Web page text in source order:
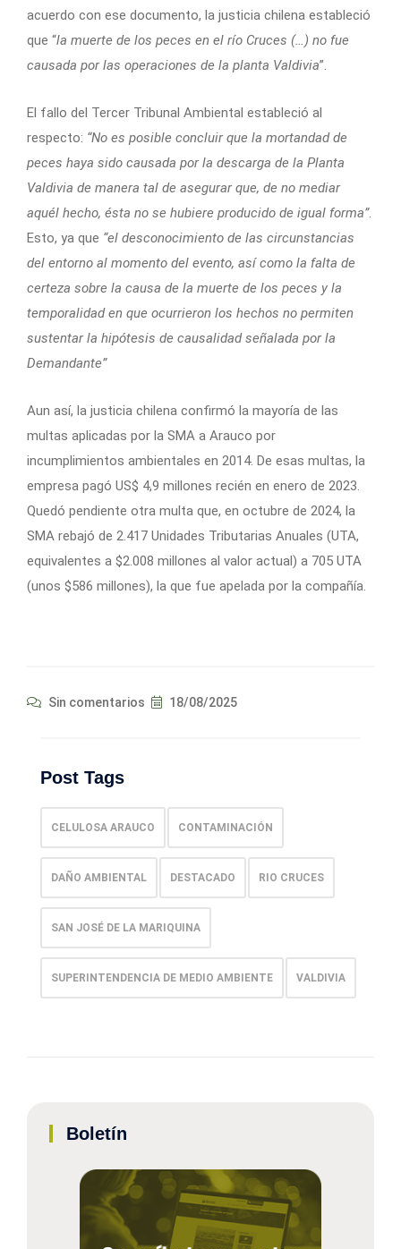
acuerdo con ese documento, la justicia chilena estableció
que “la muerte de los peces en el río Cruces (…) no fue
causada por las operaciones de la planta Valdivia”.
El fallo del Tercer Tribunal Ambiental estableció al
respecto: “No es posible concluir que la mortandad de
peces haya sido causada por la descarga de la Planta
Valdivia de manera tal de asegurar que, de no mediar
aquél hecho, ésta no se hubiere producido de igual forma”.
Esto, ya que “el desconocimiento de las circunstancias
del entorno al momento del evento, así como la falta de
certeza sobre la causa de la muerte de los peces y la
temporalidad en que ocurrieron los hechos no permiten
sustentar la hipótesis de causalidad señalada por la
Demandante”
Aun así, la justicia chilena confirmó la mayoría de las
multas aplicadas por la SMA a Arauco por
incumplimientos ambientales en 2014. De esas multas, la
empresa pagó US$ 4,9 millones recién en enero de 2023.
Quedó pendiente otra multa que, en octubre de 2024, la
SMA rebajó de 2.417 Unidades Tributarias Anuales (UTA,
equivalentes a $2.008 millones al valor actual) a 705 UTA
(unos $586 millones), la que fue apelada por la compañía.
Sin comentarios 18/08/2025
Post Tags
CELULOSA ARAUCO CONTAMINACIÓN
DAÑO AMBIENTAL DESTACADO RIO CRUCES
SAN JOSÉ DE LA MARIQUINA
SUPERINTENDENCIA DE MEDIO AMBIENTE VALDIVIA
Boletín